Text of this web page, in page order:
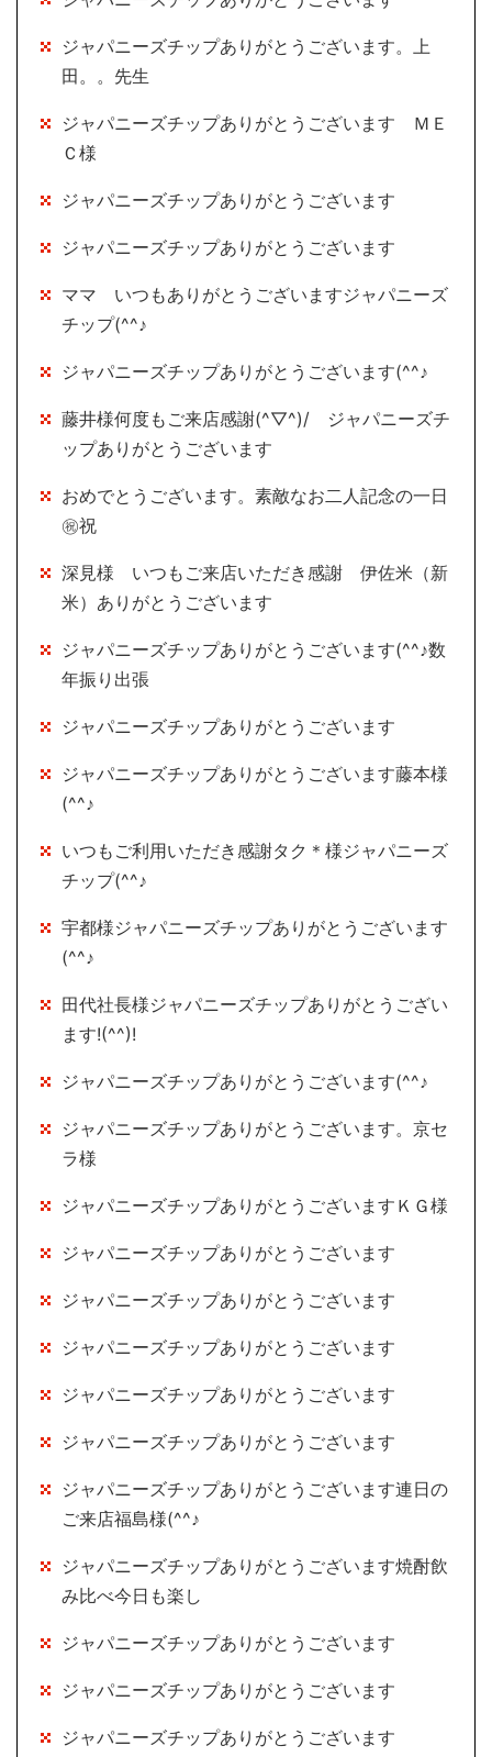
ジャパニーズチップありがとうございます。上
田。。先生
ジャパニーズチップありがとうございます ＭＥ
Ｃ様
ジャパニーズチップありがとうございます
ジャパニーズチップありがとうございます
ママ いつもありがとうございますジャパニーズ
チップ(^^♪
ジャパニーズチップありがとうございます(^^♪
藤井様何度もご来店感謝(^▽^)/ ジャパニーズチ
ップありがとうございます
おめでとうございます。素敵なお二人記念の一日
㊗祝
深見様 いつもご来店いただき感謝 伊佐米（新
米）ありがとうございます
ジャパニーズチップありがとうございます(^^♪数
年振り出張
ジャパニーズチップありがとうございます
ジャパニーズチップありがとうございます藤本様
(^^♪
いつもご利用いただき感謝タク＊様ジャパニーズ
チップ(^^♪
宇都様ジャパニーズチップありがとうございます
(^^♪
田代社長様ジャパニーズチップありがとうござい
ます!(^^)!
ジャパニーズチップありがとうございます(^^♪
ジャパニーズチップありがとうございます。京セ
ラ様
ジャパニーズチップありがとうございますＫＧ様
ジャパニーズチップありがとうございます
ジャパニーズチップありがとうございます
ジャパニーズチップありがとうございます
ジャパニーズチップありがとうございます
ジャパニーズチップありがとうございます
ジャパニーズチップありがとうございます連日の
ご来店福島様(^^♪
ジャパニーズチップありがとうございます焼酎飲
み比べ今日も楽し
ジャパニーズチップありがとうございます
ジャパニーズチップありがとうございます
ジャパニーズチップありがとうございます